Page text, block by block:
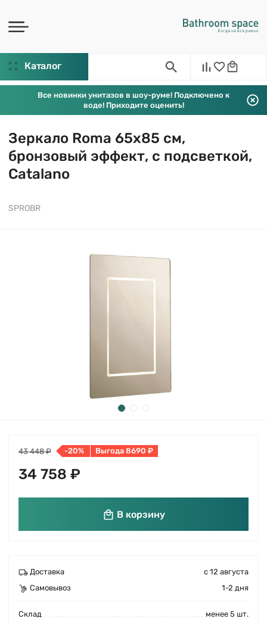
Каталог
Все новинки унитазов в шоу-руме! Подключено к
воде! Приходите оценить!
Зеркало Roma 65х85 см,
бронзовый эффект, с подсветкой,
Catalano
SPROBR
43 448 ₽ -20% Выгода 8690 ₽
34 758 ₽
В корзину
Доставка
с 12 августа
Самовывоз
1-2 дня
Cклад
менее 5 шт.